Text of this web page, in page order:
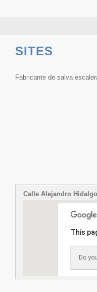
SITES
Fabricante de salva
Calle Alejandro
This
Do